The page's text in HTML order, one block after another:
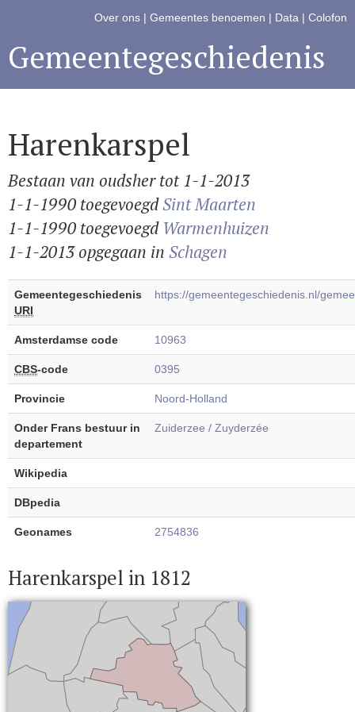
Over ons | Gemeentes benoemen | Data | Colofon
Gemeentegeschiedenis
Harenkarspel
Bestaan van oudsher tot 1-1-2013
1-1-1990 toegevoegdSint Maarten
1-1-1990 toegevoegd Warmenhuizen
1-1-2013 opgegaan in Schagen
Gemeentegeschiedenis
URI
https://gemeentegeschiedenis.nl/
Amsterdamse code 10963
CBS-code 0395
Provincie Noord-Holland
Onder Frans bestuur in
departement
Zuiderzee / Zuyderzée
Wikipedia
DBpedia
Geonames 2754836
Harenkarspel in 1812